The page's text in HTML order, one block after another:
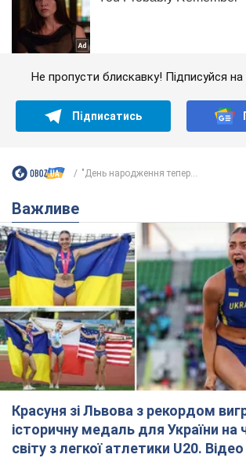
Не пропусти блискавку! Підписуйся
Підписатись
"День народження тепер...
Важливе
Красуня зі Львова з рекордом
історичну медаль для України на
світу з легкої атлетики U20. Відео